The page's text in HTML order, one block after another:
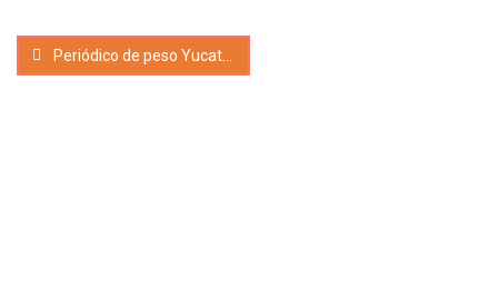
Periódico de peso Yucatán